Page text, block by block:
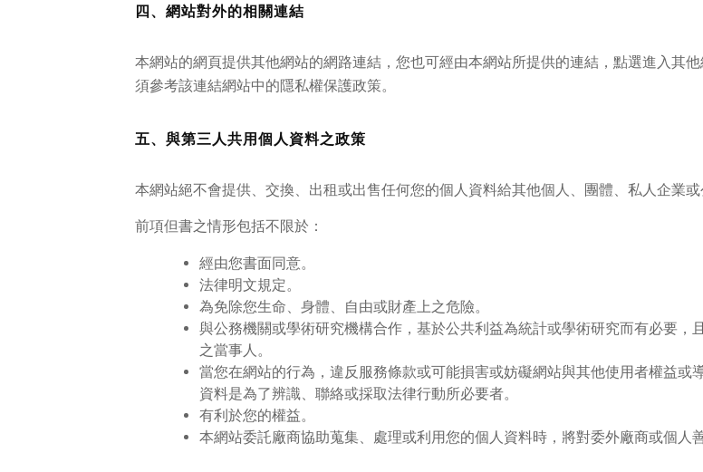
四、網站對外的相關連結
本網站的網頁提供其他網站的網路連結，您也可經由本網站所提供的連結，點選進入其
須參考該連結網站中的隱私權保護政策。
五、與第三人共用個人資料之政策
本網站絕不會提供、交換、出租或出售任何您的個人資料給其他個人、團體、私人企業
前項但書之情形包括不限於：
經由您書面同意。
法律明文規定。
為免除您生命、身體、自由或財產上之危險。
與公務機關或學術研究機構合作，基於公共利益為統計或學術研究而有必要
之當事人。
當您在網站的行為，違反服務條款或可能損害或妨礙網站與其他使用者權益
資料是為了辨識、聯絡或採取法律行動所必要者。
有利於您的權益。
本網站委託廠商協助蒐集、處理或利用您的個人資料時，將對委外廠商或個人